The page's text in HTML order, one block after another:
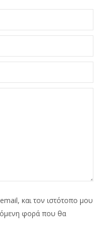
και τον ιστότοπο μου
φορά που θα